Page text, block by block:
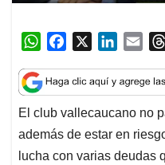
W
a
t
s
A
p
c
e
b
o
o
n
k
e
d
I
a
i
l
El club vallecaucano no
además de estar en
lucha con varias deudas